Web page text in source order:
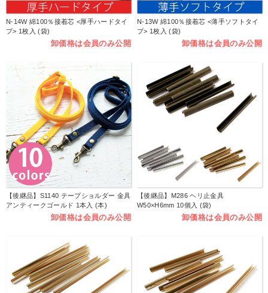
N-14W 綿100％接着芯 <厚手ハードタイ
プ> 1枚入 (袋)
卸価格は会員のみ公開
N-13W 綿100％接着芯 <薄手ソフトタイ
プ> 1枚入 (袋)
卸価格は会員のみ公開
【後継品】S1140 テープショルダー 金具
アンティークゴールド 1本入 (本)
卸価格は会員のみ公開
【後継品】M286 ヘリ止金具
W50×H6mm 10個入 (袋)
卸価格は会員のみ公開